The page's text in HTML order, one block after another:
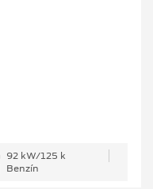
92 kW/125 k
Benzín